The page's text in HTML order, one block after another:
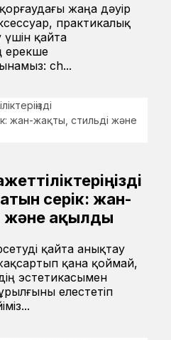
жаңа дәуір
практикалық
үшін қайта
ерекше
ch...
серік: жан-
және ақылды
қайта анықтау
жақсартып қана қоймай,
эстетикасымен
елестетіп